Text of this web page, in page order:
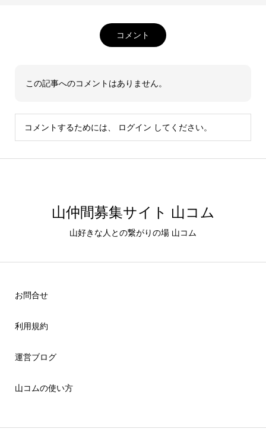
コメント
この記事へのコメントはありません。
コメントするためには、 ログイン してください。
山仲間募集サイト 山コム
山好きな人との繋がりの場 山コム
お問合せ
利用規約
運営ブログ
山コムの使い方